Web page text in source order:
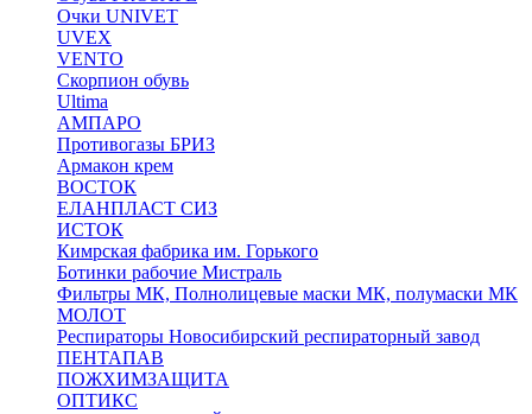
Очки UNIVET
UVEX
VENTO
Скорпион обувь
Ultima
АМПАРО
Противогазы БРИЗ
Армакон крем
ВОСТОК
ЕЛАНПЛАСТ СИЗ
ИСТОК
Кимрская фабрика им. Горького
Ботинки рабочие Мистраль
Фильтры МК, Полнолицевые маски МК, полумаски МК
МОЛОТ
Респираторы Новосибирский респираторный завод
ПЕНТАПАВ
ПОЖХИМЗАЩИТА
ОПТИКС